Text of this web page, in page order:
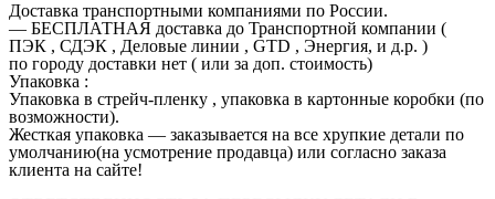
Доставка транспортными компаниями по России.
— БЕСПЛАТНАЯ доставка до Транспортной компании (
ПЭК , СДЭК , Деловые линии , GTD , Энергия, и д.р. )
по городу доставки нет ( или за доп. стоимость)
Упаковка :
Упаковка в стрейч-пленку , упаковка в картонные коробки (по
возможности).
Жесткая упаковка — заказывается на все хрупкие детали по
умолчанию(на усмотрение продавца) или согласно заказа
клиента на сайте!